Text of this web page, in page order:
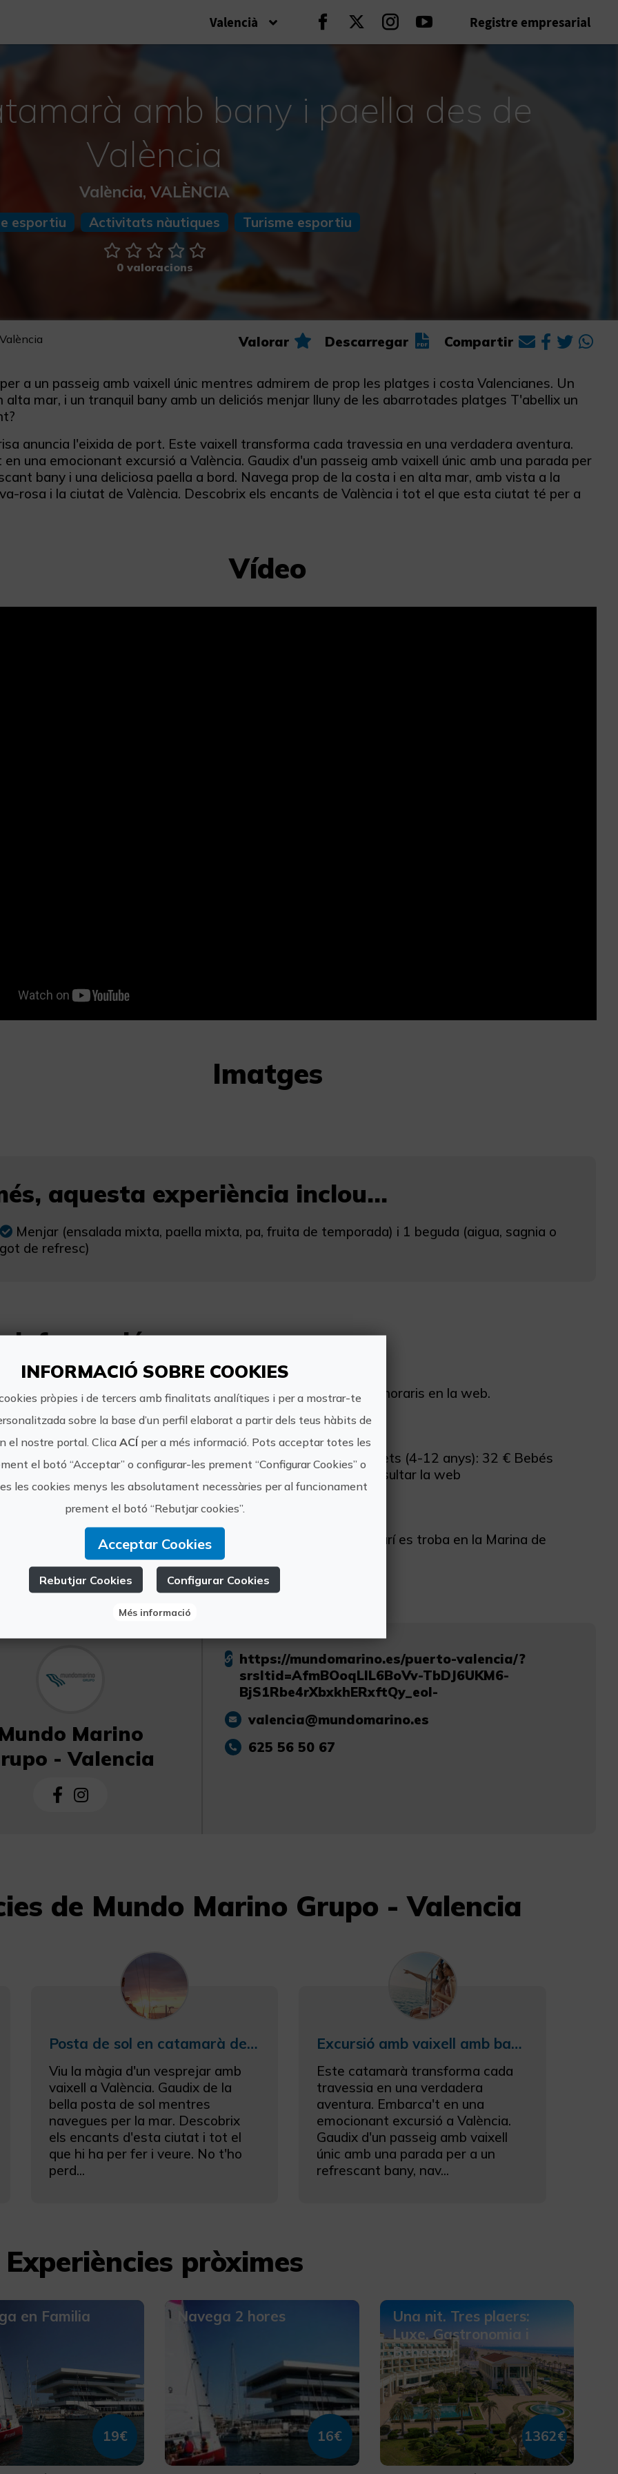
Valencià Seguir en Facebook
Seguir en Twitter
Seguir en Instagram
Seguir en Youtube
Registre empresarial
amb bany i paella des de
València
València, VALÈNCIA
esportiu Activitats nàutiques Turisme esportiu
0 valoracions
Valorar Descarregar Compartir
a un passeig amb vaixell únic mentres admirem de prop les platges i costa Valencianes. Un
alta mar, i un tranquil bany amb un deliciós menjar lluny de les abarrotades platges T'abellix un
anuncia l'eixida de port. Este vaixell transforma cada travessia en una verdadera aventura.
una emocionant excursió a València. Gaudix d'un passeig amb vaixell únic amb una parada per
bany i una deliciosa paella a bord. Navega prop de la costa i en alta mar, amb vista a la
rosa i la ciutat de València. Descobrix els encants de València i tot el que esta ciutat té per a
Vídeo
Imatges
aquesta experiència inclou...
Menjar (ensalada mixta, paella mixta, pa, fruita de temporada) i 1 beguda (aigua, sagnia o
de refresc)
informació
De 13.00 a 16.00 Recomanem consultar disponibilitat i horaris en la web.
Adults (13-64 anys): 44 € Sèniors (+65 anys): 38 € Xiquets (4-12 anys): 32 € Bebés
0-3 anys: Gratis Els preus poden canviar. Recomanem consultar la web
arribar:
El punt de venda de tiquets i d'embarcament de Món Marí es troba en la Marina de
València al costat de l'edifici "Ves-los e *Vents’’.
Marino
- Valencia
https://mundomarino.es/puerto-valencia/?
srsltid=AfmBOoqLIL6BoVv-TbDJ6UKM6-
BjS1Rbe4rXbxkhERxftQy_eol-
valencia@mundomarino.es
625 56 50 67
de Mundo Marino Grupo - Valencia
Posta de sol en catamarà des de València
Viu la màgia d'un vesprejar amb
vaixell a València. Gaudix de la
bella posta de sol mentres
navegues per la mar. Descobrix
els encants d'esta ciutat i tot el
que hi ha per fer i veure. No t'ho
perd...
Excursió amb vaixell amb bany a València
Este catamarà transforma cada
travessia en una verdadera
aventura. Embarca't en una
emocionant excursió a València.
Gaudix d'un passeig amb vaixell
únic amb una parada per a un
refrescant bany, nav...
Experiències pròximes
en Familia
19€
Navega 2 hores
16€
Una nit. Tres plaers:
Luxe, Gastronomia i
Benestar
1362€
INFORMACIÓ SOBRE COOKIES
pròpies i de tercers amb finalitats analítiques i per a mostrar-te
sobre la base d’un perfil elaborat a partir dels teus hàbits de
el nostre portal. Clica ACÍper a més informació. Pots acceptar totes les
el botó “Acceptar” o configurar-les prement “Configurar Cookies” o
les cookies menys les absolutament necessàries per al funcionament
prement el botó “Rebutjar cookies”.
Acceptar Cookies
Rebutjar Cookies Configurar Cookies
Més informació